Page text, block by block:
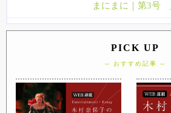
まにまに｜第3号
PICK UP
─ おすすめ記事 ─